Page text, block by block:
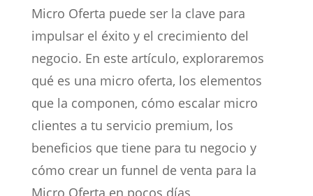
Micro Oferta puede ser la clave para
impulsar el éxito y el crecimiento del
negocio. En este artículo, exploraremos
qué es una micro oferta, los elementos
que la componen, cómo escalar micro
clientes a tu servicio premium, los
beneficios que tiene para tu negocio y
cómo crear un funnel de venta para la
Micro Oferta en pocos días